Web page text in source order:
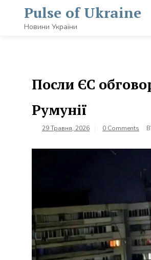
content
Pulse of Ukraine
Новини України
Посли ЄС
Румунії
29 Травня, 2026 0 Comments